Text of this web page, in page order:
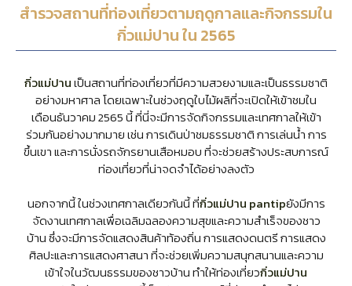
สำรวจสถานที่ท่องเที่ยวตามฤดูกาลและกิจกรรมใน
กิ่วแม่ปาน ใน 2565
กิ่วแม่ปานเป็นสถานที่ท่องเที่ยวที่มีความสวยงามและเป็นธรรมชาติ
อย่างมหาศาล โดยเฉพาะในช่วงฤดูใบไม้ผลิที่จะเปิดให้เข้าชมใน
เดือนธันวาคม 2565 นี้ ที่นี่จะมีการจัดกิจกรรมและเทศกาลให้เข้า
ร่วมกันอย่างมากมาย เช่น การเดินป่าชมธรรมชาติ การเล่นน้ำ การ
ขึ้นเขา และการนั่งรถจักรยานเสือหมอบ ที่จะช่วยสร้างประสบการณ์
ท่องเที่ยวที่น่าจดจำได้อย่างลงตัว
นอกจากนี้ ในช่วงเทศกาลเดียวกันนี้ ที่กิ่วแม่ปาน pantipยังมีการ
จัดงานเทศกาลเพื่อเฉลิมฉลองความสุขและความสำเร็จของชาว
บ้าน ซึ่งจะมีการจัดแสดงสินค้าท้องถิ่น การแสดงดนตรี การแสดง
ศิลปะและการแสดงศาสนา ที่จะช่วยเพิ่มความสนุกสนานและความ
เข้าใจในวัฒนธรรมของชาวบ้าน ทำให้ท่องเที่ยวกิ่วแม่ปาน